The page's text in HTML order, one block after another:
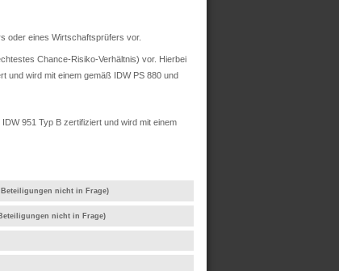
oder eines Wirtschaftsprüfers vor.
Chance-Risiko-Verhältnis) vor. Hierbei
und wird mit einem gemäß IDW PS 880 und
951 Typ B zertifiziert und wird mit einem
nicht in Frage)
nicht in Frage)